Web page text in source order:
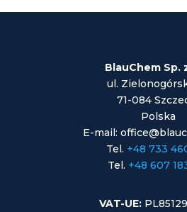
BlauChem Sp.
ul.
71-084
Polska
E-mail:
Tel. +48 733
Tel. +48 607
VAT-UE: